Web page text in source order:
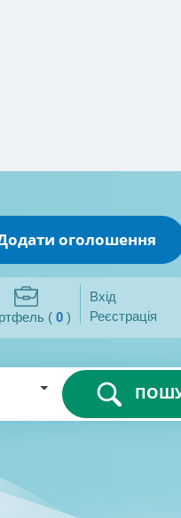
оголошення
( 0 )
Вхід
Реєстрація